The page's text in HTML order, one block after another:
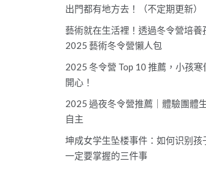
出門都有地方去！（不定期更新）
藝術就在生活裡！透過冬令營培養
2025 藝術冬令營懶人包
2025 冬令營 Top 10 推薦，小孩
開心！
2025 過夜冬令營推薦｜體驗團體
自主
坤成女学生坠楼事件：如何识别孩
一定要掌握的三件事